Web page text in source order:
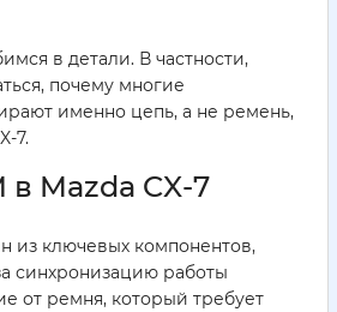
в детали. В частности,
почему многие
именно цепь, а не ремень,
7.
Mazda CX-7
из ключевых компонентов,
синхронизацию работы
от ремня, который требует